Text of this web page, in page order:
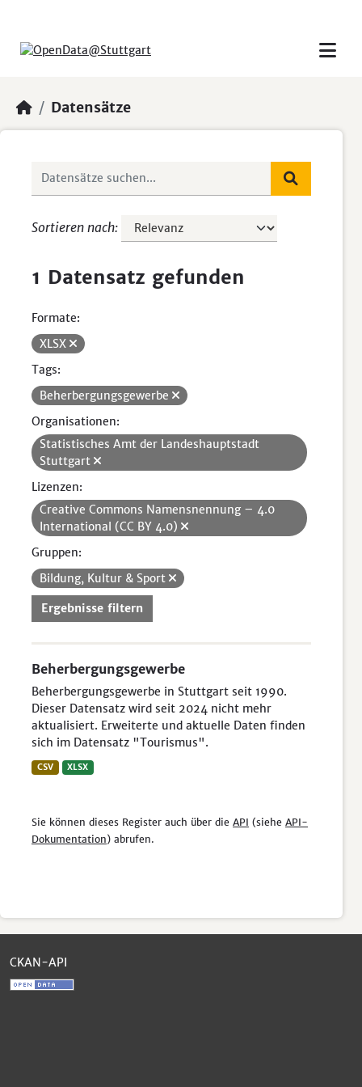
Datensätze
Sortieren nach
1 Datensatz gefunden
Formate:
XLSX
Tags:
Beherbergungsgewerbe
Organisationen:
Statistisches Amt der Landeshauptstadt
Stuttgart
Lizenzen:
Creative Commons Namensnennung – 4.0
International (CC BY 4.0)
Gruppen:
Bildung, Kultur & Sport
Ergebnisse filtern
Beherbergungsgewerbe
Beherbergungsgewerbe in Stuttgart seit 1990.
Dieser Datensatz wird seit 2024 nicht mehr
aktualisiert. Erweiterte und aktuelle Daten finden
sich im Datensatz "Tourismus".
CSV XLSX
Sie können dieses Register auch über die API (siehe API-
Dokumentation) abrufen.
CKAN-API